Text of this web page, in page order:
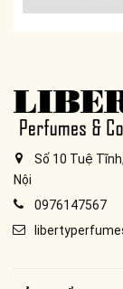
Số 10 Tuệ
Nội
0976147567